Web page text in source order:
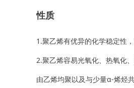
性质
1.聚乙烯有优异的化学稳定性
2.聚乙烯容易光氧化、热氧化
由乙烯均聚以及与少量α-烯烃